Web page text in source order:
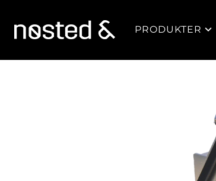
PRODUKTER